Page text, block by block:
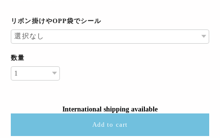
リボン掛けやOPP袋でシール
数量
International shipping available
Add to cart